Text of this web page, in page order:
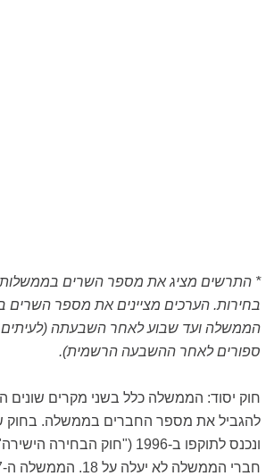
* התרשים מציג את מספר השרים
בחירות. הערכים מציינים את מספר השרים
הממשלה ועד שבוע לאחר השבעתה (לעיתים
ספורים לאחר ההשבעה הרשמית).
חוק יסוד: הממשלה כלל בשני מקרים שונים
ונכנס לתוקפו ב-1996 ("חוק